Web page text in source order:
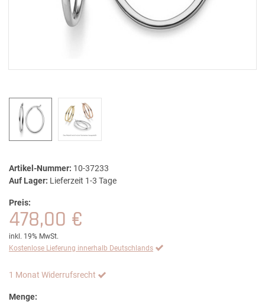
Artikel-Nummer: 10-37233
Auf Lager: Lieferzeit 1-3 Tage
Preis:
478,00 €
inkl. 19% MwSt.
Kostenlose Lieferung innerhalb Deutschlands
1 Monat Widerrufsrecht
Menge: